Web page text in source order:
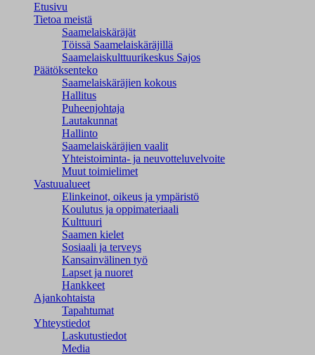
Etusivu
Tietoa meistä
Saamelaiskäräjät
Töissä Saamelaiskäräjillä
Saamelaiskulttuuri­keskus Sajos
Päätöksenteko
Saamelaiskäräjien kokous
Hallitus
Puheenjohtaja
Lautakunnat
Hallinto
Saamelaiskäräjien vaalit
Yhteistoiminta- ja neuvotteluvelvoite
Muut toimielimet
Vastuualueet
Elinkeinot, oikeus ja ympäristö
Koulutus ja oppimateriaali
Kulttuuri
Saamen kielet
Sosiaali ja terveys
Kansainvälinen työ
Lapset ja nuoret
Hankkeet
Ajankohtaista
Tapahtumat
Yhteystiedot
Laskutustiedot
Media